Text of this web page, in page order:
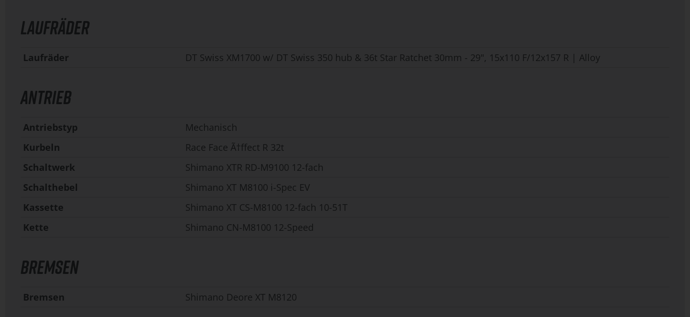
LAUFRÄDER
Laufräder DT Swiss XM1700 w/ DT Swiss 350 hub & 36t Star Ratchet 30mm - 29", 15x110 F/12x157 R | Alloy
ANTRIEB
Antriebstyp
Mechanisch
Kurbeln
Race Face Ã†ffect R 32t
Schaltwerk
Shimano XTR RD-M9100 12-fach
Schalthebel
Shimano XT M8100 i-Spec EV
Kassette
Shimano XT CS-M8100 12-fach 10-51T
Kette
Shimano CN-M8100 12-Speed
BREMSEN
Bremsen Shimano Deore XT M8120